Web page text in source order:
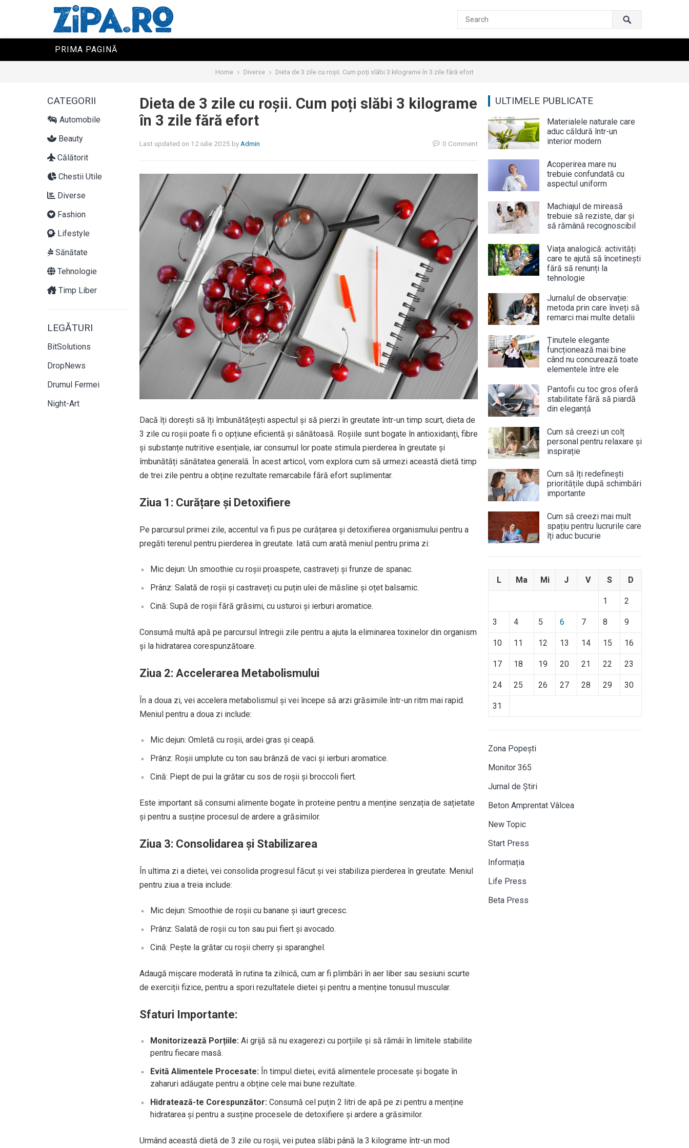
PRIMA PAGINĂ
Home Diverse Dieta de 3 zile cu roșii. Cum poți slăbi 3 kilograme în 3 zile fără efort
CATEGORII
Automobile
Beauty
Călătorit
Chestii Utile
Diverse
Fashion
Lifestyle
Sănătate
Tehnologie
Timp Liber
LEGĂTURI
BitSolutions
DropNews
Drumul Fermei
Night-Art
Dieta de 3 zile cu roșii. Cum poți slăbi 3 kilograme
în 3 zile fără efort
Last updated on 12 iulie 2025 by Admin 0 Comment
Dacă îți dorești să îți îmbunătățești aspectul și să pierzi în greutate într-un timp scurt, dieta de
3 zile cu roșii poate fi o opțiune eficientă și sănătoasă. Roșiile sunt bogate în antioxidanți, fibre
și substanțe nutritive esențiale, iar consumul lor poate stimula pierderea în greutate și
îmbunătăți sănătatea generală. În acest articol, vom explora cum să urmezi această dietă timp
de trei zile pentru a obține rezultate remarcabile fără efort suplimentar.
Ziua 1: Curățare și Detoxifiere
Pe parcursul primei zile, accentul va fi pus pe curățarea și detoxifierea organismului pentru a
pregăti terenul pentru pierderea în greutate. Iată cum arată meniul pentru prima zi:
Mic dejun: Un smoothie cu roșii proaspete, castraveți și frunze de spanac.
Prânz: Salată de roșii și castraveți cu puțin ulei de măsline și oțet balsamic.
Cină: Supă de roșii fără grăsimi, cu usturoi și ierburi aromatice.
Consumă multă apă pe parcursul întregii zile pentru a ajuta la eliminarea toxinelor din organism
și la hidratarea corespunzătoare.
Ziua 2: Accelerarea Metabolismului
În a doua zi, vei accelera metabolismul și vei începe să arzi grăsimile într-un ritm mai rapid.
Meniul pentru a doua zi include:
Mic dejun: Omletă cu roșii, ardei gras și ceapă.
Prânz: Roșii umplute cu ton sau brânză de vaci și ierburi aromatice.
Cină: Piept de pui la grătar cu sos de roșii și broccoli fiert.
Este important să consumi alimente bogate în proteine pentru a menține senzația de sațietate
și pentru a susține procesul de ardere a grăsimilor.
Ziua 3: Consolidarea și Stabilizarea
În ultima zi a dietei, vei consolida progresul făcut și vei stabiliza pierderea în greutate. Meniul
pentru ziua a treia include:
Mic dejun: Smoothie de roșii cu banane și iaurt grecesc.
Prânz: Salată de roșii cu ton sau pui fiert și avocado.
Cină: Pește la grătar cu roșii cherry și sparanghel.
Adaugă mișcare moderată în rutina ta zilnică, cum ar fi plimbări în aer liber sau sesiuni scurte
de exerciții fizice, pentru a spori rezultatele dietei și pentru a menține tonusul muscular.
Sfaturi Importante:
Monitorizează Porțiile: Ai grijă să nu exagerezi cu porțiile și să rămâi în limitele stabilite
pentru fiecare masă.
Evită Alimentele Procesate: În timpul dietei, evită alimentele procesate și bogate în
zaharuri adăugate pentru a obține cele mai bune rezultate.
Hidratează-te Corespunzător: Consumă cel puțin 2 litri de apă pe zi pentru a menține
hidratarea și pentru a susține procesele de detoxifiere și ardere a grăsimilor.
Urmând această dietă de 3 zile cu roșii, vei putea slăbi până la 3 kilograme într-un mod
ULTIMELE PUBLICATE
Materialele naturale care
aduc căldură într-un
interior modern
Acoperirea mare nu
trebuie confundată cu
aspectul uniform
Machiajul de mireasă
trebuie să reziste, dar și
să rămână recognoscibil
Viața analogică: activități
care te ajută să încetinești
fără să renunți la
tehnologie
Jurnalul de observație:
metoda prin care înveți să
remarci mai multe detalii
Ținutele elegante
funcționează mai bine
când nu concurează toate
elementele între ele
Pantofii cu toc gros oferă
stabilitate fără să piardă
din eleganță
Cum să creezi un colț
personal pentru relaxare și
inspirație
Cum să îți redefinești
prioritățile după schimbări
importante
Cum să creezi mai mult
spațiu pentru lucrurile care
îți aduc bucurie
L Ma Mi J V S D
1 2
3 4 5 6 7 8 9
10 11 12 13 14 15 16
17 18 19 20 21 22 23
24 25 26 27 28 29 30
31
Zona Popești
Monitor 365
Jurnal de Știri
Beton Amprentat Vâlcea
New Topic
Start Press
Informația
Life Press
Beta Press